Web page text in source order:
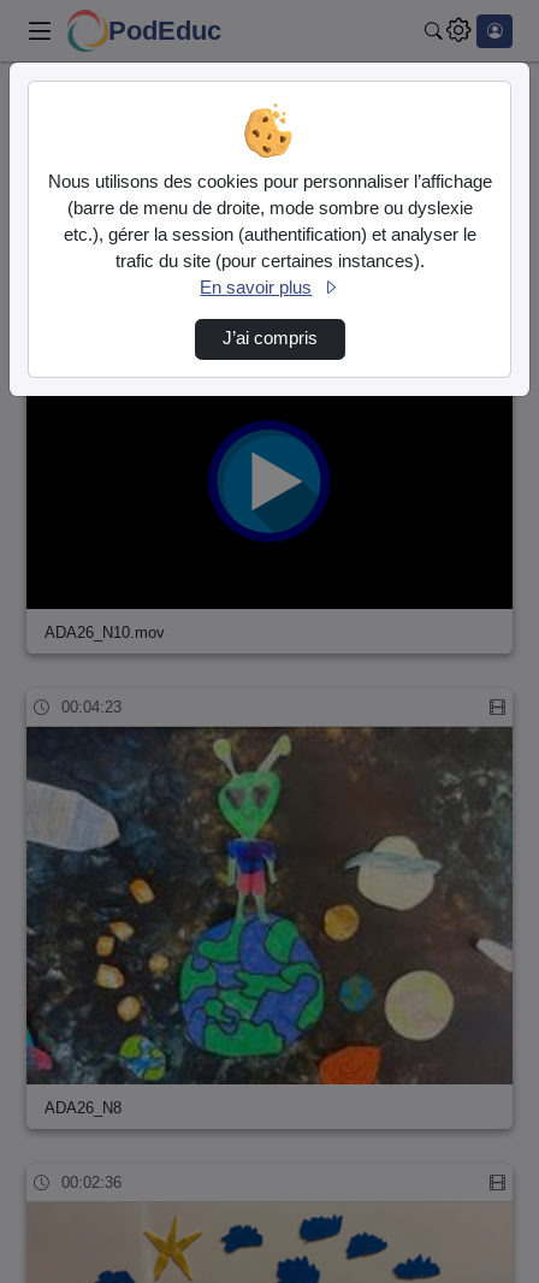
PodEduc
54 vidéos trouvées
Audio Vidéo
Direction de tri
ADA26_N10.mov
00:04:23
ADA26_N8
00:02:36
Nous utilisons des cookies pour personnaliser l’affichage
(barre de menu de droite, mode sombre ou dyslexie
etc.), gérer la session (authentification) et analyser le
trafic du site (pour certaines instances).
En savoir plus
J’ai compris